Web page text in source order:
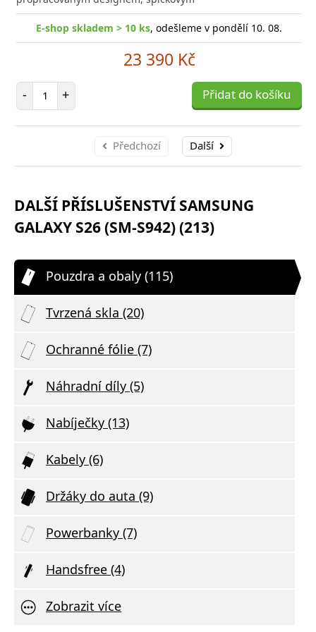
E-shop skladem > 10 ks, odešleme v pondělí 10. 08.
23 390 Kč
- Počet položek
+ Přidat do košíku
Předchozí Další
DALŠÍ PŘÍSLUŠENSTVÍ SAMSUNG
GALAXY S26 (SM-S942) (213)
Pouzdra a obaly (115)
Tvrzená skla (20)
Ochranné fólie (7)
Náhradní díly (5)
Nabíječky (13)
Kabely (6)
Držáky do auta (9)
Powerbanky (7)
Handsfree (4)
Zobrazit více